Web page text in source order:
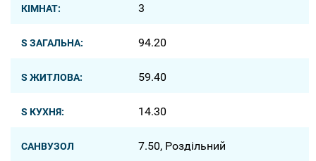
КІМНАТ: 3
S ЗАГАЛЬНА: 94.20
S ЖИТЛОВА: 59.40
S КУХНЯ: 14.30
САНВУЗОЛ 7.50, Роздільний